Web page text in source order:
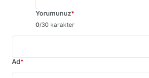
Yorumunuz*
0/30 karakter
Ad*